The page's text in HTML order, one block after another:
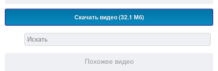
Скачать видео (32.1 Мб)
Похожее видео